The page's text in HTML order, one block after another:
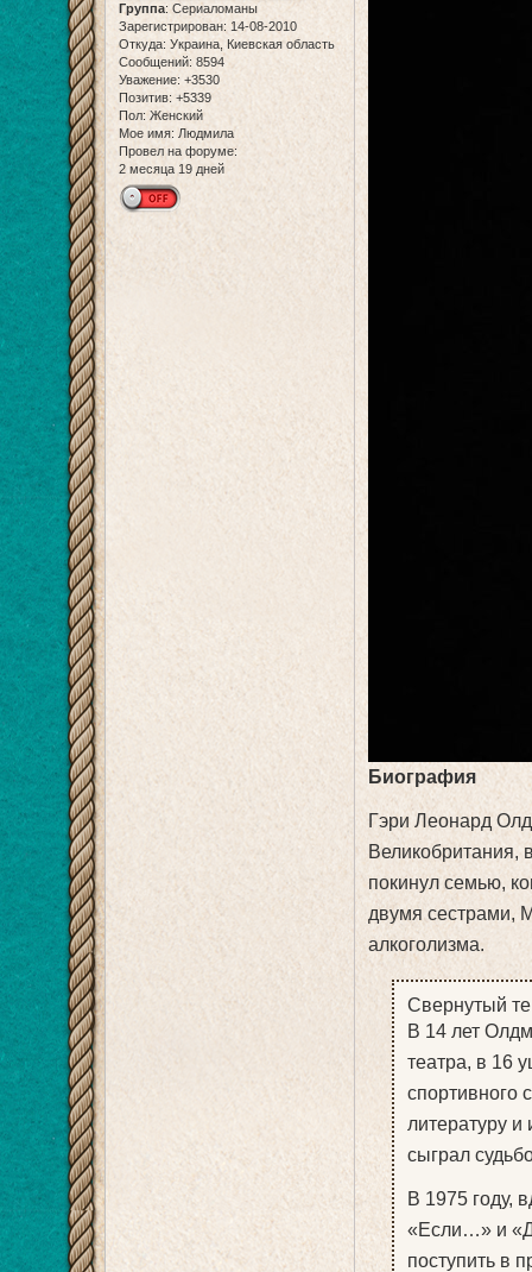
Группа:Сериаломаны
Зарегистрирован: 14-08-2010
Откуда: Украина, Киевская область
Сообщений: 8594
Уважение: +3530
Позитив: +5339
Пол: Женский
Мое имя: Людмила
Провел на форуме:
2 месяца 19 дней
Биография
Гэри Леонард
Великобритания,
покинул семью,
двумя сестрами,
алкоголизма.
Свернутый
В 14 лет
театра, в 16
спортивного
литературу
сыграл
В 1975 году,
«Если…» и
поступить в